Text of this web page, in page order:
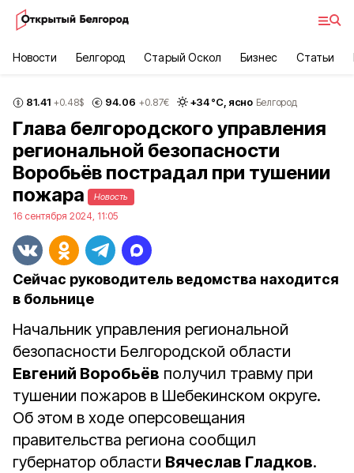
Новости Белгород Старый Оскол Бизнес Статьи
81.41 +0.48$ 94.06 +0.87€ +34°С, ясно Белгород
Глава белгородского управления
региональной безопасности
Воробьёв пострадал при тушении
пожара
Новость
16 сентября 2024, 11:05
Сейчас руководитель ведомства находится
в больнице
Начальник управления региональной
безопасности Белгородской области
Евгений Воробьёв получил травму при
тушении пожаров в Шебекинском округе.
Об этом в ходе оперсовещания
правительства региона сообщил
губернатор области Вячеслав Гладков.